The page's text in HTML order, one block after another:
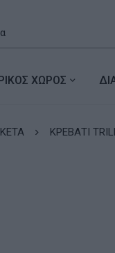
ΧΩΡΟΣ
ΚΡΕΒΑΤΙ